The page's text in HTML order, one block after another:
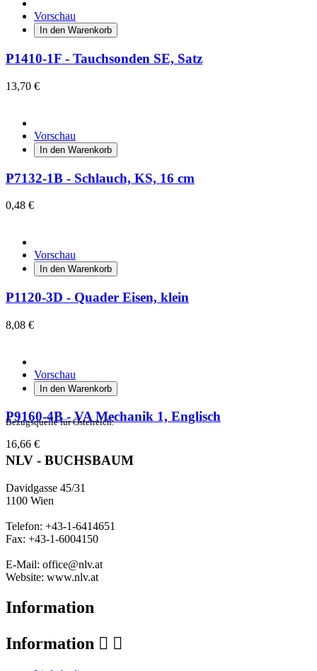
Vorschau
In den Warenkorb
P1410-1F - Tauchsonden SE, Satz
13,70 €
Vorschau
In den Warenkorb
P7132-1B - Schlauch, KS, 16 cm
0,48 €
Vorschau
In den Warenkorb
P1120-3D - Quader Eisen, klein
8,08 €
Vorschau
In den Warenkorb
P9160-4B - VA Mechanik 1, Englisch
16,66 €
Bezugsquelle für Österreich:
NLV - BUCHSBAUM
Davidgasse 45/31
1100 Wien
Telefon: +43-1-6414651
Fax: +43-1-6004150
E-Mail: office@nlv.at
Website: www.nlv.at
Information
Information  